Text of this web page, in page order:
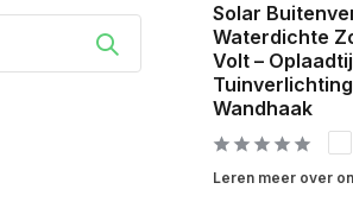
Solar
Waterdichte
Volt –
Wandhaak
Leren meer over